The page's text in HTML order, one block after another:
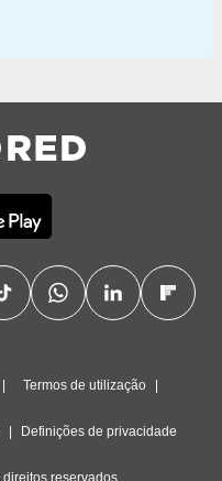
Termos de utilização
Definições de privacidade
reservados